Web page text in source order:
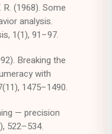
R. (1968). Some
analysis.
1(1), 91–97.
Breaking the
with
(11), 1475–1490.
— precision
522–534.